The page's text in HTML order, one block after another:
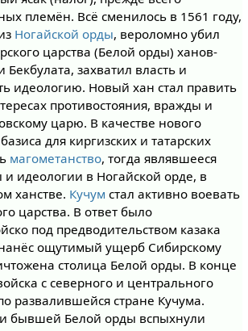
племён. Всё сменилось в 1561 году,
Ногайской орды, вероломно убил
царства (Белой орды) ханов-
Бекбулата, захватил власть и
идеологию. Новый хан стал править
противостояния, вражды и
царю. В качестве нового
для киргизских и татарских
магометанство, тогда являвшееся
и идеологии в Ногайской орде, в
ханстве. Кучум стал активно воевать
царства. В ответ было
под предводительством казака
ощутимый ущерб Сибирскому
столица Белой орды. В конце
с северного и центрального
развалившейся стране Кучума.
бывшей Белой орды вспыхнули